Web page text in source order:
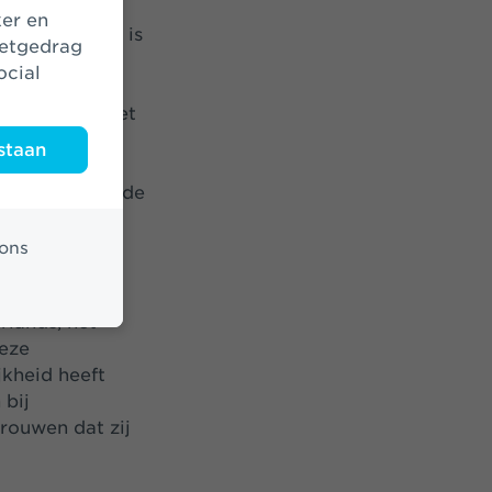
het
In dit geval is
Stap en
van het
een vaste
mate van
voor de
het
heeft
bij
dat zij